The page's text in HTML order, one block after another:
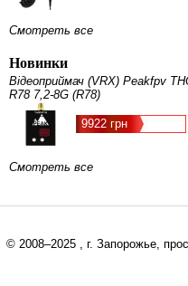
Смотреть все
Новинки
Відеоприймач (VRX) Peakfpv
R78 7,2-8G (R78)
9922 грн
Смотреть все
© 2008–2025 , г. Запорожье,